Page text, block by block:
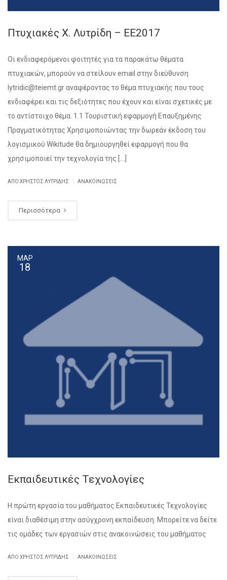
Πτυχιακές Χ. Λυτρίδη – ΕΕ2017
Οι ενδιαφερόμενοι φοιτητές για τα παρακάτω θέματα
πτυχιακών, μπορούν να στείλουν email στην διεύθυνση
lytridic@teiemt.gr αναφέροντας το θέμα πτυχιακής που τους
ενδιαφέρει και τις δεξιότητες που έχουν και είναι σχετικές με
το αντίστοιχο θέμα. 1.1 Τουριστική εφαρμογή Επαυξημένης
Πραγματικότητας Χρησιμοποιώντας την δωρεάν έκδοση του
λογισμικού Wikitude θα δημιουργηθεί εφαρμογή που θα
χρησιμοποιεί την τεχνολογία της […]
ΑΠΌ ΧΡΉΣΤΟΣ ΛΥΤΡΊΔΗΣ ΑΝΑΚΟΙΝΏΣΕΙΣ
Περισσότερα
ΜΑΡ
18
Εκπαιδευτικές Τεχνολογίες
Η πρώτη εργασία του μαθήματος Εκπαιδευτικές Τεχνολογίες
είναι διαθέσιμη στην ασύγχρονη εκπαίδευση. Μπορείτε να δείτε
τις ομάδες των εργασιών στις ανακοινώσεις του μαθήματος
ΑΠΌ ΧΡΉΣΤΟΣ ΛΥΤΡΊΔΗΣ ΑΝΑΚΟΙΝΏΣΕΙΣ